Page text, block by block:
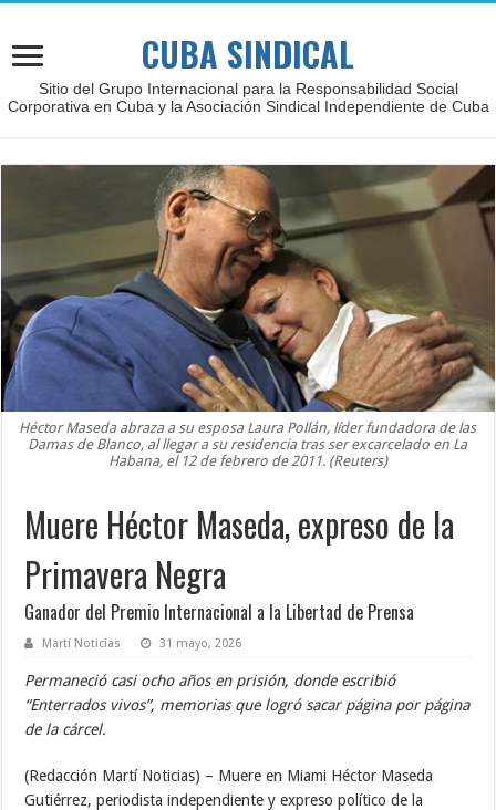
CUBA SINDICAL
Sitio del Grupo Internacional para la Responsabilidad Social
Corporativa en Cuba y la Asociación Sindical Independiente de Cuba
Héctor Maseda abraza a su esposa Laura Pollán, líder fundadora de las
Damas de Blanco, al llegar a su residencia tras ser excarcelado en La
Habana, el 12 de febrero de 2011. (Reuters)
Muere Héctor Maseda, expreso de la
Primavera Negra
Ganador del Premio Internacional a la Libertad de Prensa
Martí Noticias 31 mayo, 2026
Permaneció casi ocho años en prisión, donde escribió
“Enterrados vivos”, memorias que logró sacar página por página
de la cárcel.
(Redacción Martí Noticias) – Muere en Miami Héctor Maseda
Gutiérrez, periodista independiente y expreso político de la